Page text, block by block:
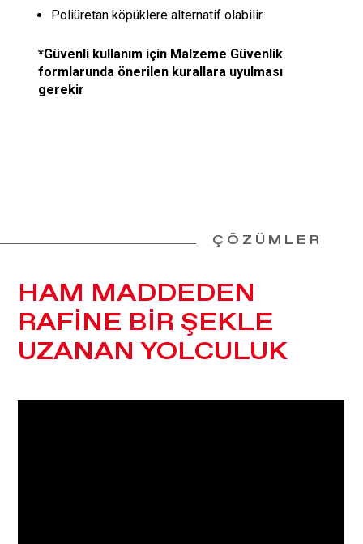
Poliüretan köpüklere alternatif olabilir
*Güvenli kullanım için Malzeme Güvenlik
formlarunda önerilen kurallara uyulması
gerekir
ÇÖZÜMLER
HAM MADDEDEN
RAFİNE BİR ŞEKLE
UZANAN YOLCULUK